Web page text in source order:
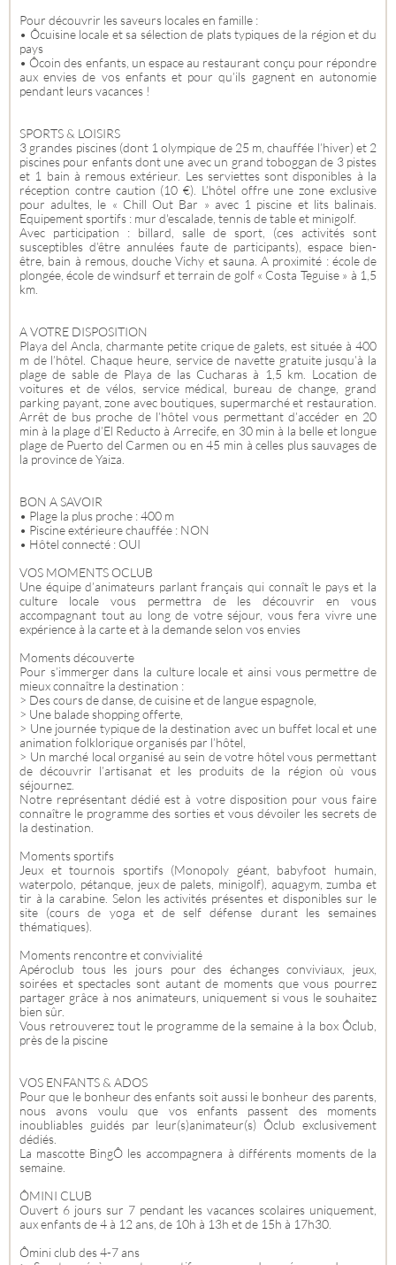
Pour découvrir les saveurs locales en famille :
• Ôcuisine locale et sa sélection de plats typiques de la région et du
pays
• Ôcoin des enfants, un espace au restaurant conçu pour répondre
aux envies de vos enfants et pour qu’ils gagnent en autonomie
pendant leurs vacances !
SPORTS & LOISIRS
3 grandes piscines (dont 1 olympique de 25 m, chauffée l’hiver) et 2
piscines pour enfants dont une avec un grand toboggan de 3 pistes
et 1 bain à remous extérieur. Les serviettes sont disponibles à la
réception contre caution (10 €). L’hôtel offre une zone exclusive
pour adultes, le « Chill Out Bar » avec 1 piscine et lits balinais.
Equipement sportifs : mur d'escalade, tennis de table et minigolf.
Avec participation : billard, salle de sport, (ces activités sont
susceptibles d’être annulées faute de participants), espace bien-
être, bain à remous, douche Vichy et sauna. A proximité : école de
plongée, école de windsurf et terrain de golf « Costa Teguise » à 1,5
km.
A VOTRE DISPOSITION
Playa del Ancla, charmante petite crique de galets, est située à 400
m de l’hôtel. Chaque heure, service de navette gratuite jusqu’à la
plage de sable de Playa de las Cucharas à 1,5 km. Location de
voitures et de vélos, service médical, bureau de change, grand
parking payant, zone avec boutiques, supermarché et restauration.
Arrêt de bus proche de l’hôtel vous permettant d’accéder en 20
min à la plage d’El Reducto à Arrecife, en 30 min à la belle et longue
plage de Puerto del Carmen ou en 45 min à celles plus sauvages de
la province de Yaiza.
BON A SAVOIR
• Plage la plus proche : 400 m
• Piscine extérieure chauffée : NON
• Hôtel connecté : OUI
VOS MOMENTS OCLUB
Une équipe d’animateurs parlant français qui connaît le pays et la
culture locale vous permettra de les découvrir en vous
accompagnant tout au long de votre séjour, vous fera vivre une
expérience à la carte et à la demande selon vos envies
Moments découverte
Pour s’immerger dans la culture locale et ainsi vous permettre de
mieux connaître la destination :
> Des cours de danse, de cuisine et de langue espagnole,
> Une balade shopping offerte,
> Une journée typique de la destination avec un buffet local et une
animation folklorique organisés par l’hôtel,
> Un marché local organisé au sein de votre hôtel vous permettant
de découvrir l’artisanat et les produits de la région où vous
séjournez.
Notre représentant dédié est à votre disposition pour vous faire
connaître le programme des sorties et vous dévoiler les secrets de
la destination.
Moments sportifs
Jeux et tournois sportifs (Monopoly géant, babyfoot humain,
waterpolo, pétanque, jeux de palets, minigolf), aquagym, zumba et
tir à la carabine. Selon les activités présentes et disponibles sur le
site (cours de yoga et de self défense durant les semaines
thématiques).
Moments rencontre et convivialité
Apéroclub tous les jours pour des échanges conviviaux, jeux,
soirées et spectacles sont autant de moments que vous pourrez
partager grâce à nos animateurs, uniquement si vous le souhaitez
bien sûr.
Vous retrouverez tout le programme de la semaine à la box Ôclub,
près de la piscine
VOS ENFANTS & ADOS
Pour que le bonheur des enfants soit aussi le bonheur des parents,
nous avons voulu que vos enfants passent des moments
inoubliables guidés par leur(s)animateur(s) Ôclub exclusivement
dédiés.
La mascotte BingÔ les accompagnera à différents moments de la
semaine.
ÔMINI CLUB
Ouvert 6 jours sur 7 pendant les vacances scolaires uniquement,
aux enfants de 4 à 12 ans, de 10h à 13h et de 15h à 17h30.
Ômini club des 4-7 ans